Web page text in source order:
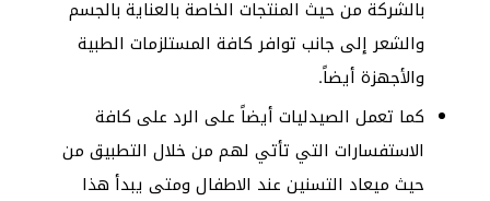
بالشركة من حيث المنتجات الخاصة بالعناية بالجسم
والشعر إلى جانب توافر كافة المستلزمات الطبية
والأجهزة أيضاً.
كما تعمل الصيدليات أيضاً على الرد على كافة
الاستفسارات التي تأتي لهم من خلال التطبيق من
حيث ميعاد التسنين عند الاطفال ومتى يبدأ هذا